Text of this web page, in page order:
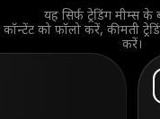
यह सिर्फ ट्रेडिंग मीम्स के
कॉन्टेंट को फॉलो करें, कीमती
करें।